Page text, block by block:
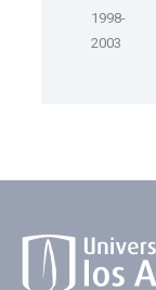
1998-
2003